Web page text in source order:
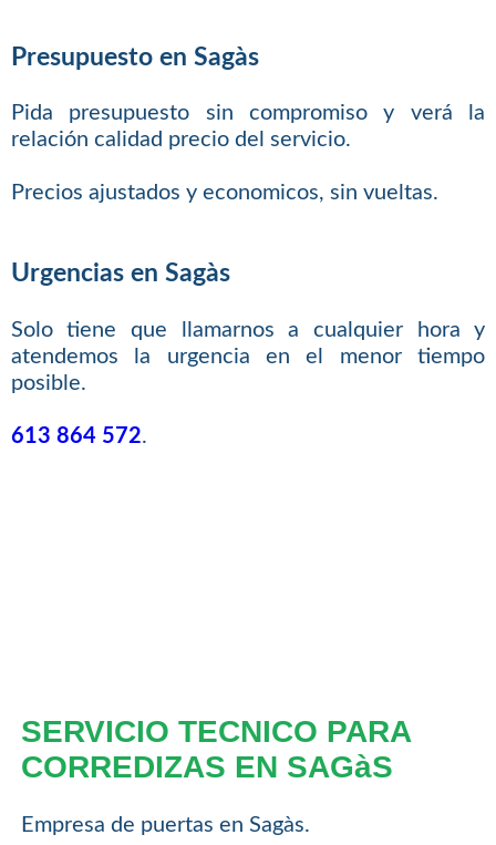
Presupuesto en Sagàs
Pida presupuesto sin compromiso y verá la
relación calidad precio del servicio.
Precios ajustados y economicos, sin vueltas.
Urgencias en Sagàs
Solo tiene que llamarnos a cualquier hora y
atendemos la urgencia en el menor tiempo
posible.
613 864 572.
SERVICIO TECNICO PARA
CORREDIZAS EN SAGàS
Empresa de puertas en Sagàs.